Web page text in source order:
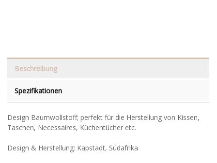
Beschreibung
Spezifikationen
Design Baumwollstoff; perfekt für die Herstellung von Kissen,
Taschen, Necessaires, Küchentücher etc.
Design & Herstellung: Kapstadt, Südafrika